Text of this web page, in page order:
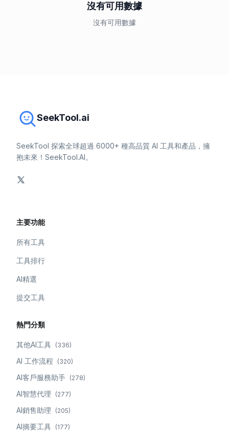
沒有可用數據
沒有可用數據
SeekTool.ai
SeekTool 探索全球超過 6000+ 種高品質 AI 工具和產品，擁
抱未來！SeekTool.AI。
主要功能
所有工具
工具排行
AI精選
提交工具
熱門分類
其他AI工具 (336)
AI 工作流程 (320)
AI客戶服務助手 (278)
AI智慧代理 (277)
AI銷售助理 (205)
AI摘要工具 (177)